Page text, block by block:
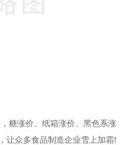
糖涨价、纸箱涨价、黑色系涨
众多食品制造企业雪上加霜!